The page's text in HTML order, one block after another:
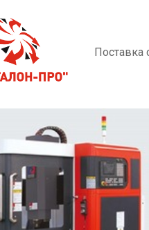
Поставка